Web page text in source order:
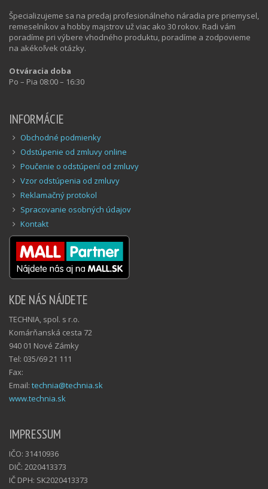
Špecializujeme sa na predaj profesionálneho náradia pre priemysel,
remeselníkov a hobby majstrov už viac ako 30 rokov. Radi vám
poradíme pri výbere vhodného produktu, poradíme a zodpovieme
na akékoľvek otázky.
Otváracia doba
Po – Pia 08:00 – 16:30
INFORMÁCIE
Obchodné podmienky
Odstúpenie od zmluvy online
Poučenie o odstúpení od zmluvy
Vzor odstúpenia od zmluvy
Reklamačný protokol
Spracovanie osobných údajov
Kontakt
KDE NÁS NÁJDETE
TECHNIA, spol. s r.o.
Komárňanská cesta 72
940 01 Nové Zámky
Tel: 035/69 21 111
Fax:
Email: technia@technia.sk
www.technia.sk
IMPRESSUM
IČO: 31410936
DIČ: 2020413373
IČ DPH: SK2020413373